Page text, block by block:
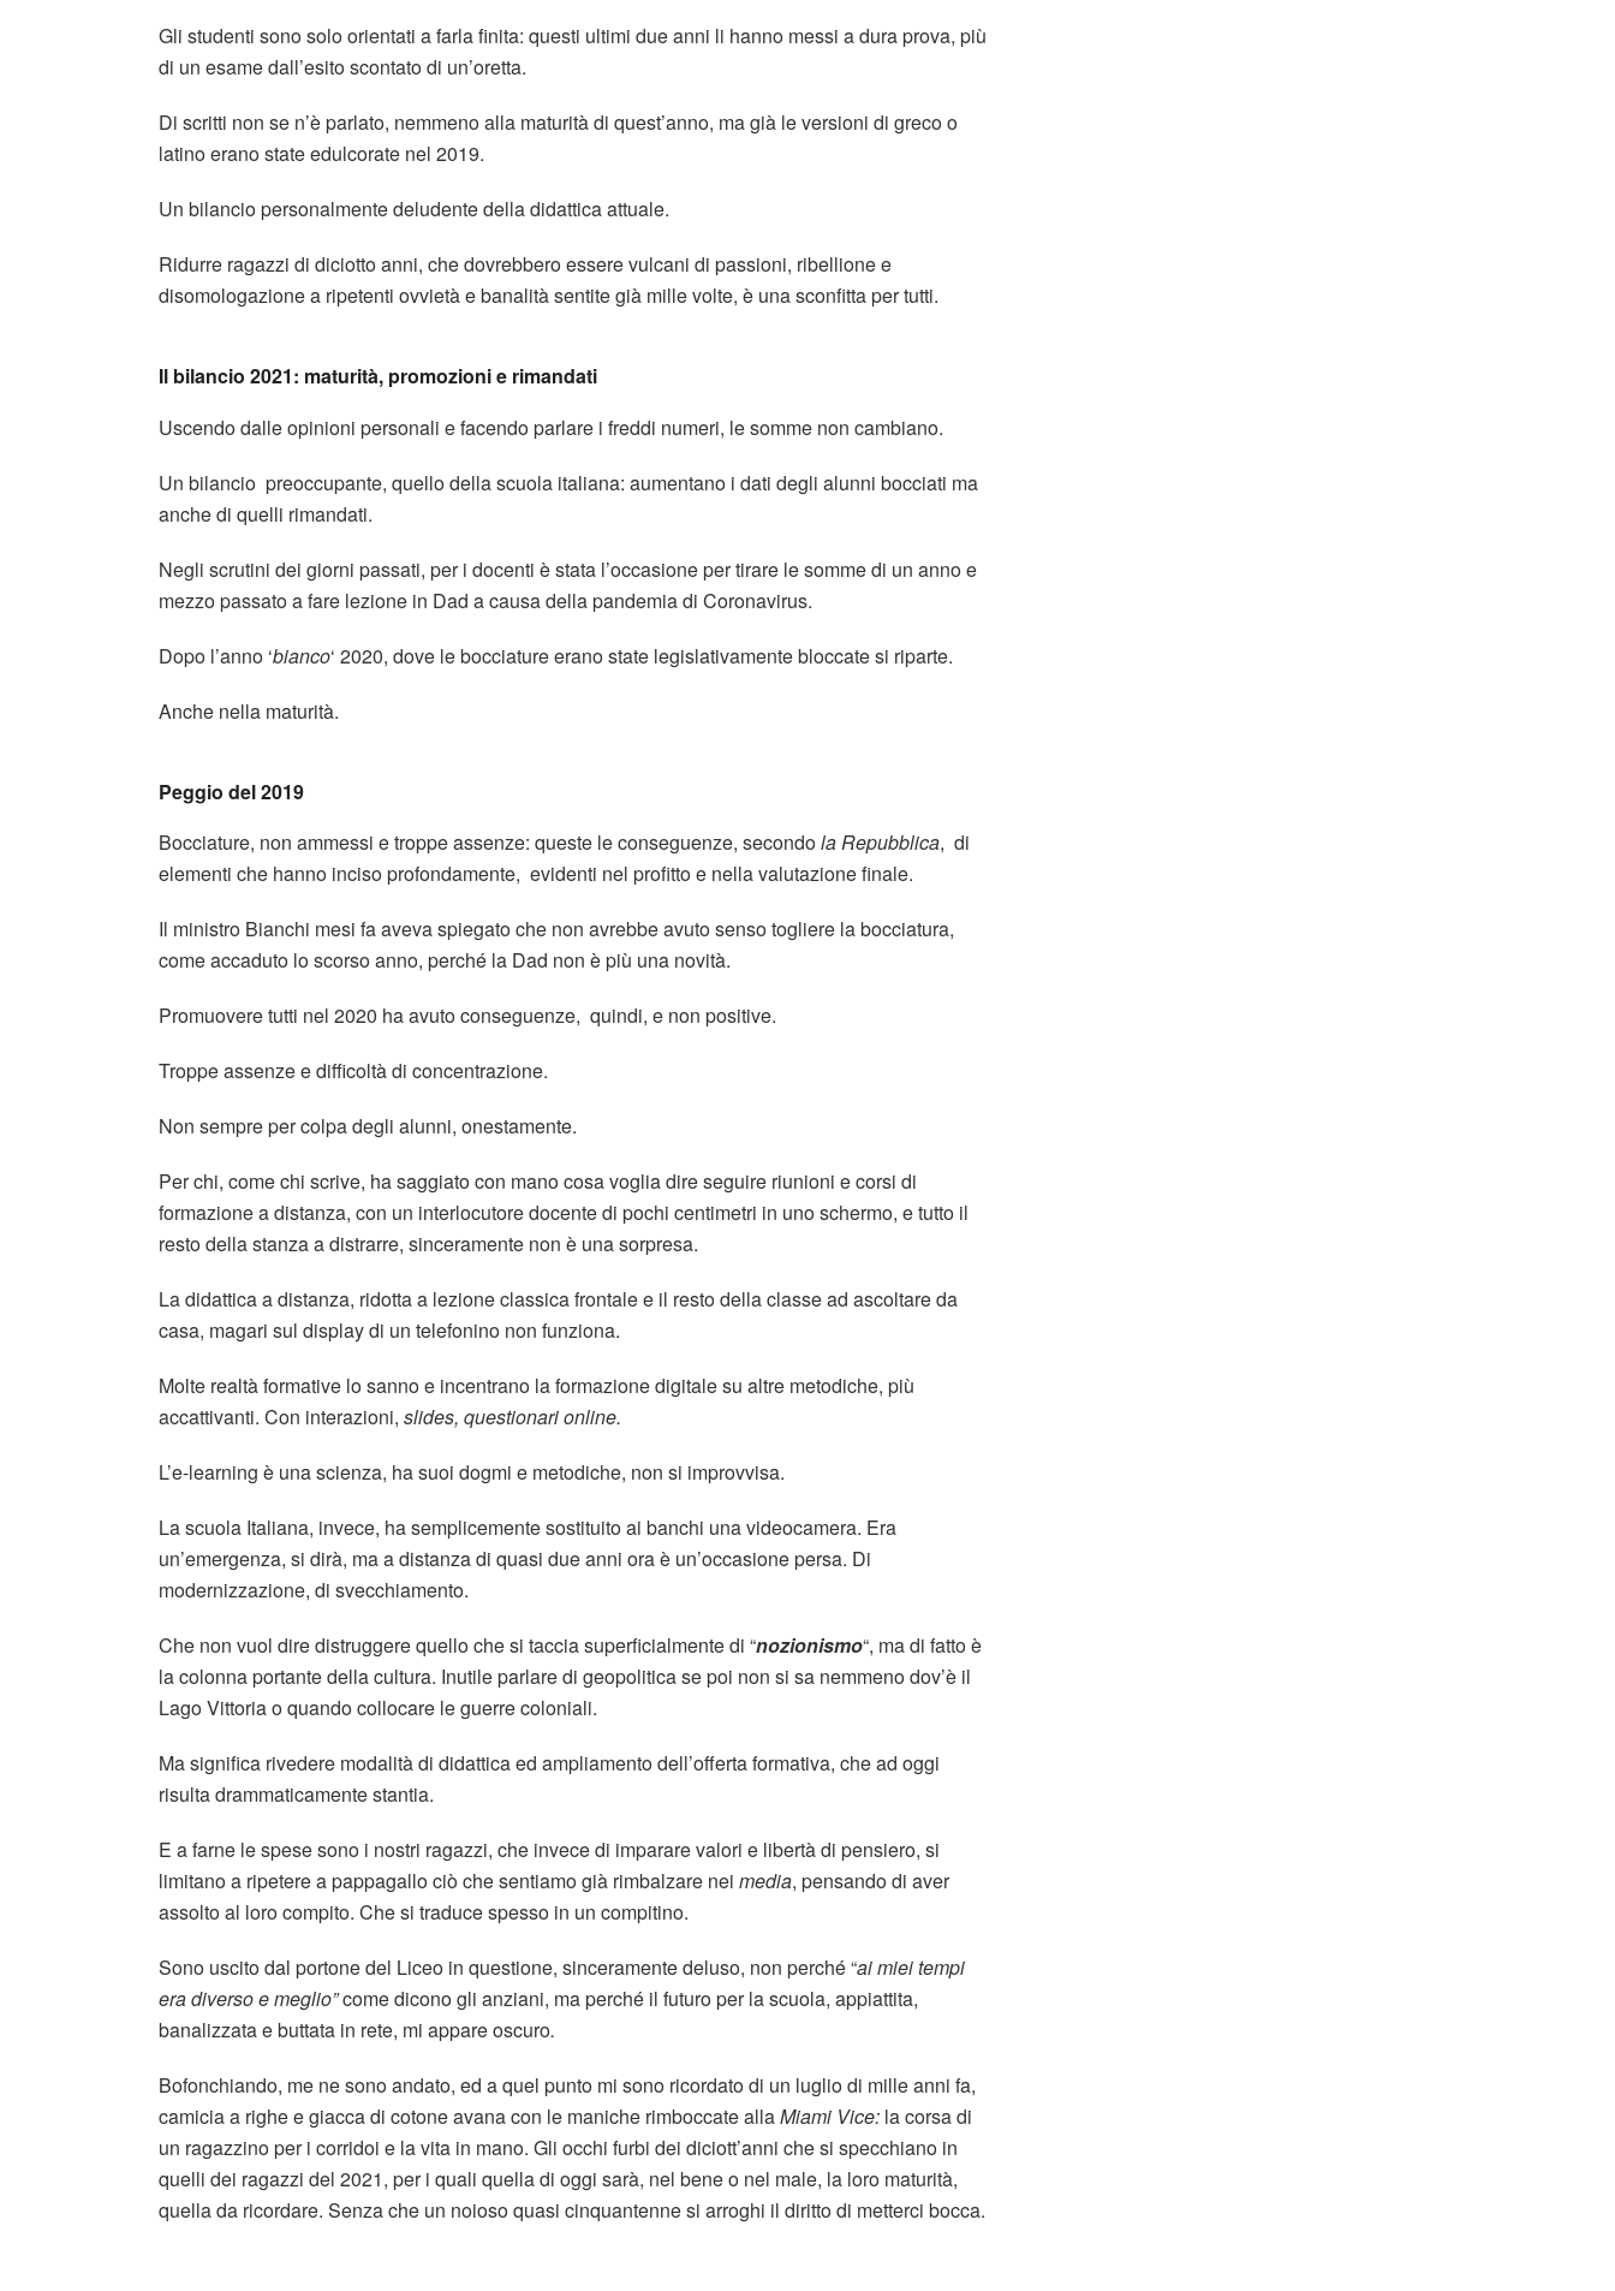
Gli studenti sono solo orientati a farla finita: questi ultimi due anni li hanno messi a dura prova, più
di un esame dall’esito scontato di un’oretta.
Di scritti non se n’è parlato, nemmeno alla maturità di quest’anno, ma già le versioni di greco o
latino erano state edulcorate nel 2019.
Un bilancio personalmente deludente della didattica attuale.
Ridurre ragazzi di diciotto anni, che dovrebbero essere vulcani di passioni, ribellione e
disomologazione a ripetenti ovvietà e banalità sentite già mille volte, è una sconfitta per tutti.
Il bilancio 2021: maturità, promozioni e rimandati
Uscendo dalle opinioni personali e facendo parlare i freddi numeri, le somme non cambiano.
Un bilancio preoccupante, quello della scuola italiana: aumentano i dati degli alunni bocciati ma
anche di quelli rimandati.
Negli scrutini dei giorni passati, per i docenti è stata l’occasione per tirare le somme di un anno e
mezzo passato a fare lezione in Dad a causa della pandemia di Coronavirus.
Dopo l’anno ‘bianco‘ 2020, dove le bocciature erano state legislativamente bloccate si riparte.
Anche nella maturità.
Peggio del 2019
Bocciature, non ammessi e troppe assenze: queste le conseguenze, secondola Repubblica, di
elementi che hanno inciso profondamente, evidenti nel profitto e nella valutazione finale.
Il ministro Bianchi mesi fa aveva spiegato che non avrebbe avuto senso togliere la bocciatura,
come accaduto lo scorso anno, perché la Dad non è più una novità.
Promuovere tutti nel 2020 ha avuto conseguenze, quindi, e non positive.
Troppe assenze e difficoltà di concentrazione.
Non sempre per colpa degli alunni, onestamente.
Per chi, come chi scrive, ha saggiato con mano cosa voglia dire seguire riunioni e corsi di
formazione a distanza, con un interlocutore docente di pochi centimetri in uno schermo, e tutto il
resto della stanza a distrarre, sinceramente non è una sorpresa.
La didattica a distanza, ridotta a lezione classica frontale e il resto della classe ad ascoltare da
casa, magari sul display di un telefonino non funziona.
Molte realtà formative lo sanno e incentrano la formazione digitale su altre metodiche, più
accattivanti. Con interazioni, slides, questionari online.
L’e-learning è una scienza, ha suoi dogmi e metodiche, non si improvvisa.
La scuola Italiana, invece, ha semplicemente sostituito ai banchi una videocamera. Era
un’emergenza, si dirà, ma a distanza di quasi due anni ora è un’occasione persa. Di
modernizzazione, di svecchiamento.
Che non vuol dire distruggere quello che si taccia superficialmente di “nozionismo“, ma di fatto è
la colonna portante della cultura. Inutile parlare di geopolitica se poi non si sa nemmeno dov’è il
Lago Vittoria o quando collocare le guerre coloniali.
Ma significa rivedere modalità di didattica ed ampliamento dell’offerta formativa, che ad oggi
risulta drammaticamente stantia.
E a farne le spese sono i nostri ragazzi, che invece di imparare valori e libertà di pensiero, si
limitano a ripetere a pappagallo ciò che sentiamo già rimbalzare nei media, pensando di aver
assolto al loro compito. Che si traduce spesso in un compitino.
Sono uscito dal portone del Liceo in questione, sinceramente deluso, non perché “ai miei tempi
era diverso e meglio”come dicono gli anziani, ma perché il futuro per la scuola, appiattita,
banalizzata e buttata in rete, mi appare oscuro.
Bofonchiando, me ne sono andato, ed a quel punto mi sono ricordato di un luglio di mille anni fa,
camicia a righe e giacca di cotone avana con le maniche rimboccate allaMiami Vice: la corsa di
un ragazzino per i corridoi e la vita in mano. Gli occhi furbi dei diciott’anni che si specchiano in
quelli dei ragazzi del 2021, per i quali quella di oggi sarà, nel bene o nel male, la loro maturità,
quella da ricordare. Senza che un noioso quasi cinquantenne si arroghi il diritto di metterci bocca.